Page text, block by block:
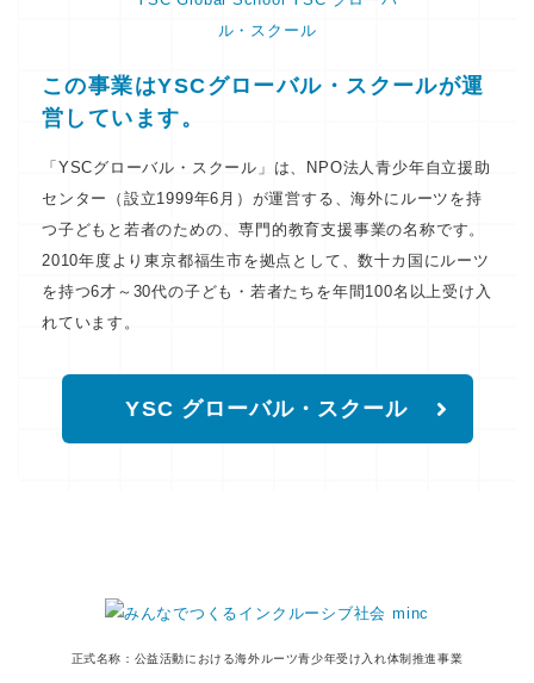
この事業はYSCグローバル・スクールが運
営しています。
「YSCグローバル・スクール」は、NPO法人青少年自立援助
センター（設立1999年6月）が運営する、海外にルーツを持
つ子どもと若者のための、専門的教育支援事業の名称です。
2010年度より東京都福生市を拠点として、数十カ国にルーツ
を持つ6才～30代の子ども・若者たちを年間100名以上受け入
れています。
YSC グローバル・スクール
正式名称：公益活動における海外ルーツ青少年受け入れ体制推進事業